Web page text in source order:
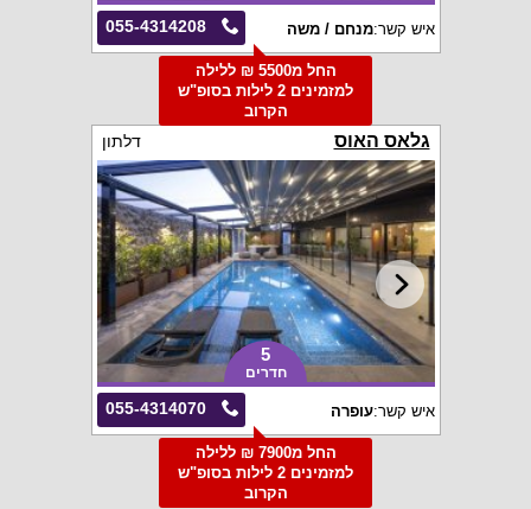
055-4314208 איש קשר:מנחם / משה
החל מ5500 ₪ ללילה
למזמינים 2 לילות בסופ"ש
הקרוב
גלאס האוס דלתון
5
חדרים
055-4314070 איש קשר:עופרה
החל מ7900 ₪ ללילה
למזמינים 2 לילות בסופ"ש
הקרוב